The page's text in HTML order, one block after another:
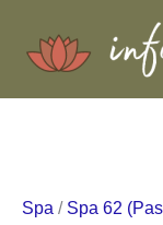
Spa / Spa 62